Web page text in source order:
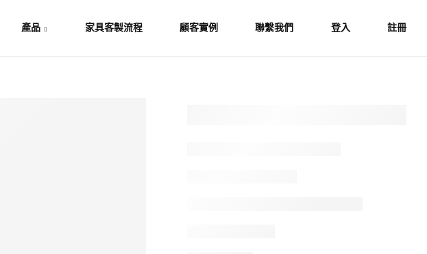
產品 家具客製流程 顧客實例 聯繫我們 登入 註冊